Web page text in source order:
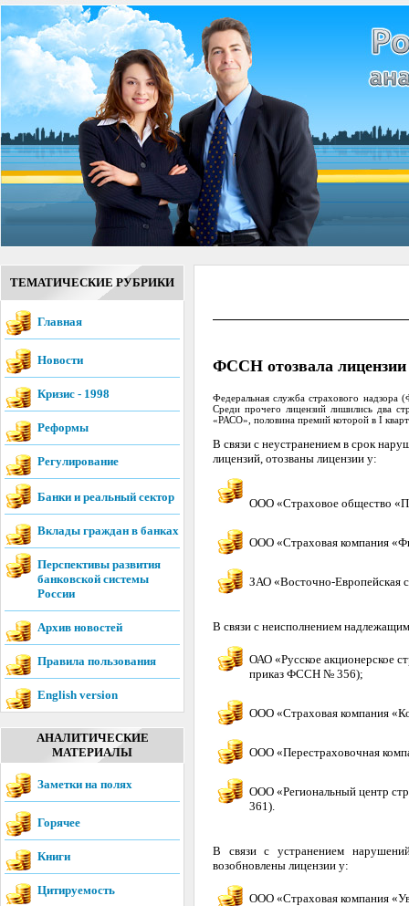
ТЕМАТИЧЕСКИЕ РУБРИКИ
Главная
Новости
Кризис - 1998
Реформы
Регулирование
Банки и реальный сектор
Вклады граждан в банках
Перспективы развития
банковской системы
России
Архив новостей
Правила пользования
English version
АНАЛИТИЧЕСКИЕ
МАТЕРИАЛЫ
Заметки на полях
Горячее
Книги
Цитируемость
ФССН отозвала лицензии
Федеральная служба страхового надзора
Среди прочего лицензий лишились два
«РАСО», половина премий которой в I
В связи с неустранением в срок
лицензий, отозваны лицензии у:
ООО «Страховое общество
ООО «Страховая компания
ЗАО «Восточно-Европейская
В связи с неисполнением
ОАО «Русское акционерское
приказ ФССН № 356);
ООО «Страховая компания
ООО «Перестраховочная
ООО «Региональный центр
361).
В связи с устранением нарушений
возобновлены лицензии у:
ООО «Страховая компания